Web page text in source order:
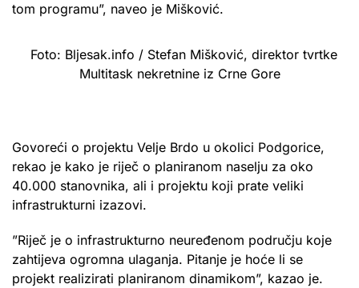
tom programu”, naveo je Mišković.
Foto: Bljesak.info / Stefan Mišković, direktor tvrtke
Multitask nekretnine iz Crne Gore
Govoreći o projektu Velje Brdo u okolici Podgorice,
rekao je kako je riječ o planiranom naselju za oko
40.000 stanovnika, ali i projektu koji prate veliki
infrastrukturni izazovi.
”Riječ je o infrastrukturno neuređenom području koje
zahtijeva ogromna ulaganja. Pitanje je hoće li se
projekt realizirati planiranom dinamikom”, kazao je.